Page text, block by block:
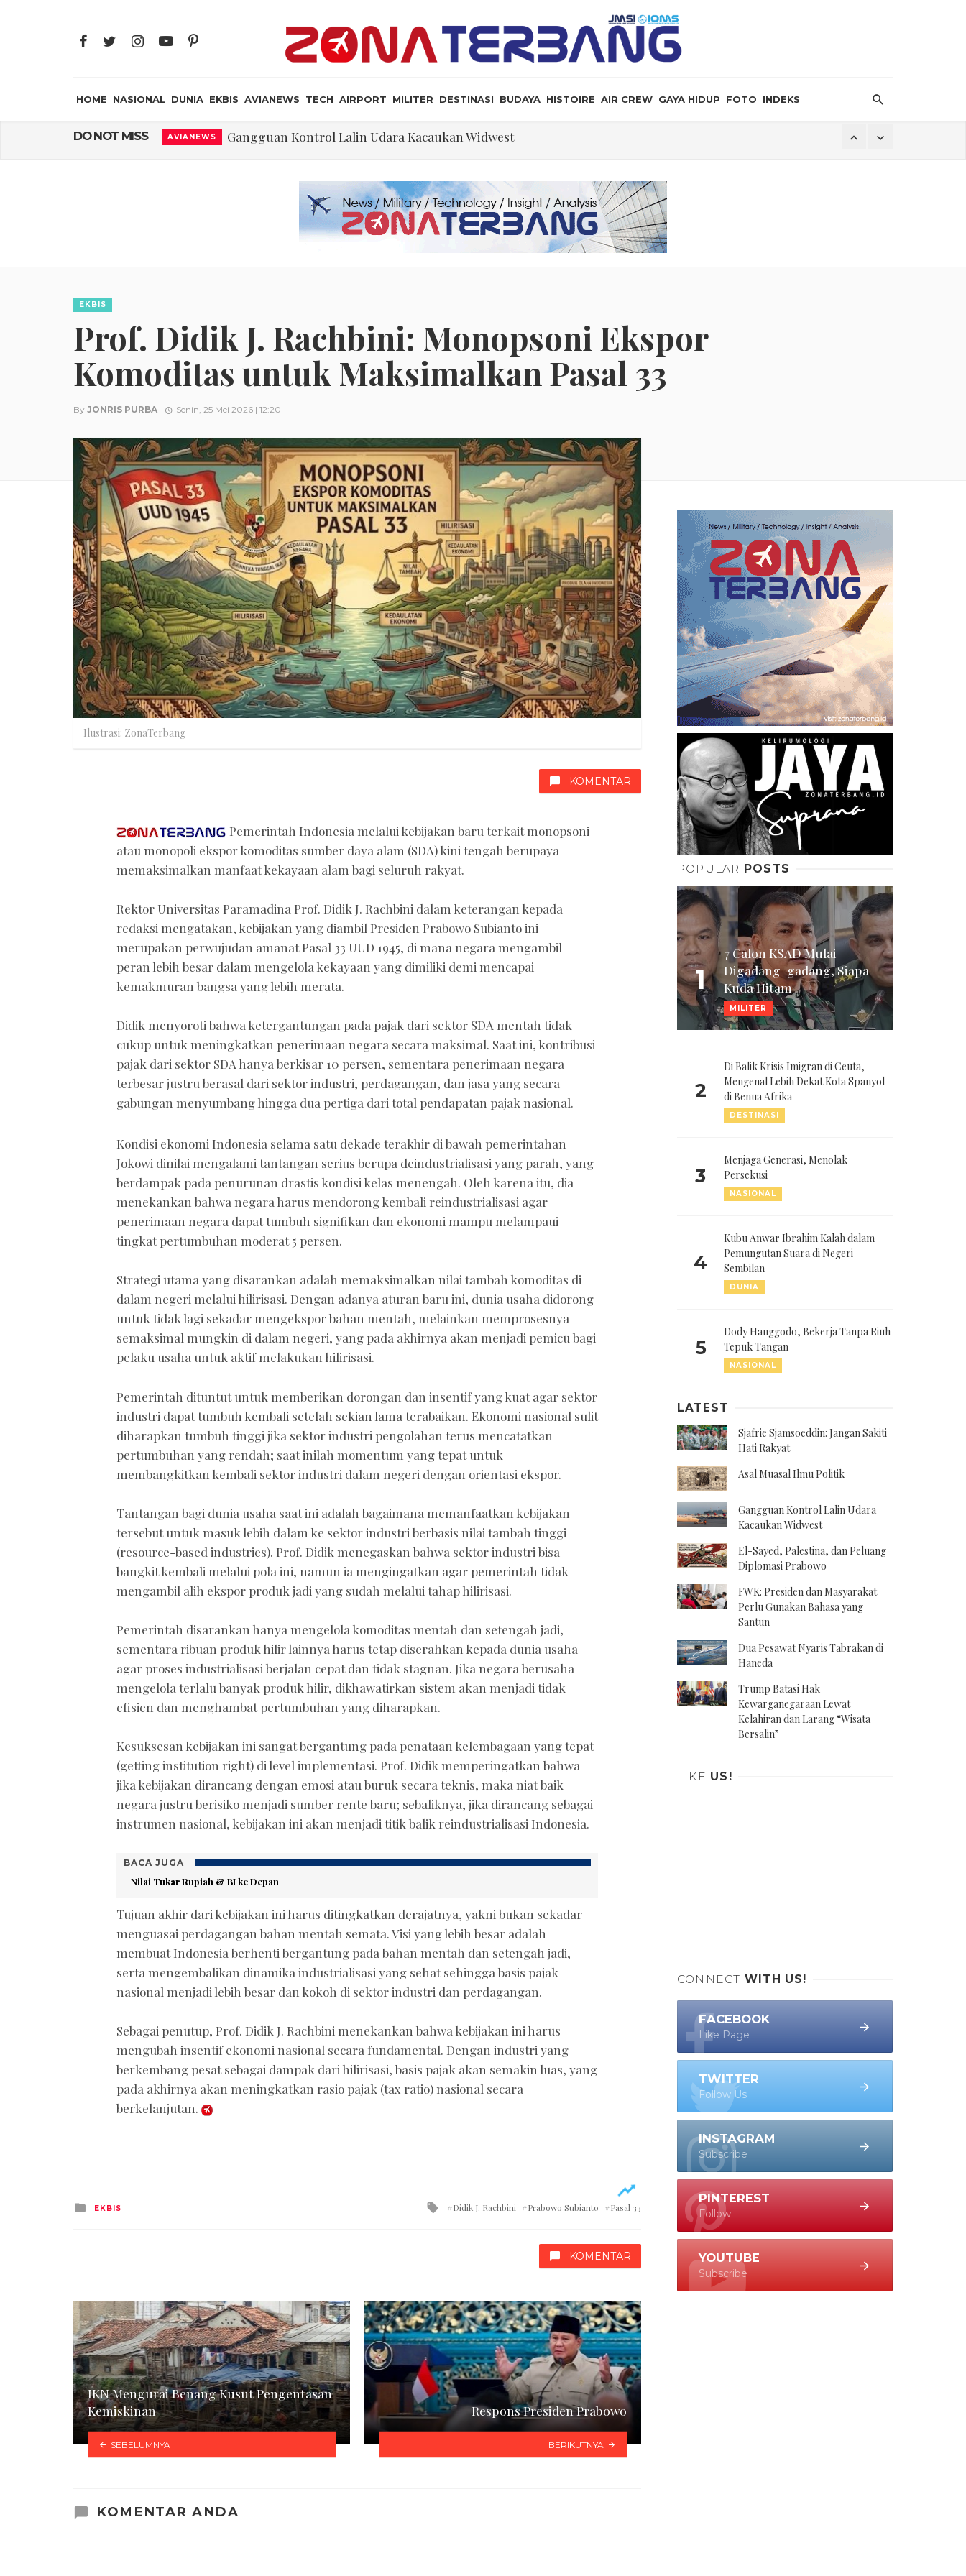
HOME NASIONAL DUNIA EKBIS AVIANEWS TECH AIRPORT MILITER DESTINASI BUDAYA HISTOIRE AIR CREW GAYA HIDUP FOTO INDEKS
DO NOT MISS AVIANEWS Gangguan Kontrol Lalin Udara Kacaukan Widwest
FWK: Presiden dan Masyarakat Perlu Gunakan Bahasa yang Santun
Dua Pesawat Nyaris Tabrakan di Haneda
Trump Batasi Hak Kewarganegaraan Lewat Kelahiran dan Larang “Wisata Bersalin”
EKBIS
Prof. Didik J. Rachbini: Monopsoni Ekspor
Komoditas untuk Maksimalkan Pasal 33
By JONRIS PURBA Senin, 25 Mei 2026 | 12:20
Ilustrasi: ZonaTerbang
KOMENTAR
Pemerintah Indonesia melalui kebijakan baru terkait monopsoni
atau monopoli ekspor komoditas sumber daya alam (SDA) kini tengah berupaya
memaksimalkan manfaat kekayaan alam bagi seluruh rakyat.
Rektor Universitas Paramadina Prof. Didik J. Rachbini dalam keterangan kepada
redaksi mengatakan, kebijakan yang diambil Presiden Prabowo Subianto ini
merupakan perwujudan amanat Pasal 33 UUD 1945, di mana negara mengambil
peran lebih besar dalam mengelola kekayaan yang dimiliki demi mencapai
kemakmuran bangsa yang lebih merata.
Didik menyoroti bahwa ketergantungan pada pajak dari sektor SDA mentah tidak
cukup untuk meningkatkan penerimaan negara secara maksimal. Saat ini, kontribusi
pajak dari sektor SDA hanya berkisar 10 persen, sementara penerimaan negara
terbesar justru berasal dari sektor industri, perdagangan, dan jasa yang secara
gabungan menyumbang hingga dua pertiga dari total pendapatan pajak nasional.
Kondisi ekonomi Indonesia selama satu dekade terakhir di bawah pemerintahan
Jokowi dinilai mengalami tantangan serius berupa deindustrialisasi yang parah, yang
berdampak pada penurunan drastis kondisi kelas menengah. Oleh karena itu, dia
menekankan bahwa negara harus mendorong kembali reindustrialisasi agar
penerimaan negara dapat tumbuh signifikan dan ekonomi mampu melampaui
tingkat pertumbuhan moderat 5 persen.
Strategi utama yang disarankan adalah memaksimalkan nilai tambah komoditas di
dalam negeri melalui hilirisasi. Dengan adanya aturan baru ini, dunia usaha didorong
untuk tidak lagi sekadar mengekspor bahan mentah, melainkan memprosesnya
semaksimal mungkin di dalam negeri, yang pada akhirnya akan menjadi pemicu bagi
pelaku usaha untuk aktif melakukan hilirisasi.
Pemerintah dituntut untuk memberikan dorongan dan insentif yang kuat agar sektor
industri dapat tumbuh kembali setelah sekian lama terabaikan. Ekonomi nasional sulit
diharapkan tumbuh tinggi jika sektor industri pengolahan terus mencatatkan
pertumbuhan yang rendah; saat inilah momentum yang tepat untuk
membangkitkan kembali sektor industri dalam negeri dengan orientasi ekspor.
Tantangan bagi dunia usaha saat ini adalah bagaimana memanfaatkan kebijakan
tersebut untuk masuk lebih dalam ke sektor industri berbasis nilai tambah tinggi
(resource-based industries). Prof. Didik menegaskan bahwa sektor industri bisa
bangkit kembali melalui pola ini, namun ia mengingatkan agar pemerintah tidak
mengambil alih ekspor produk jadi yang sudah melalui tahap hilirisasi.
Pemerintah disarankan hanya mengelola komoditas mentah dan setengah jadi,
sementara ribuan produk hilir lainnya harus tetap diserahkan kepada dunia usaha
agar proses industrialisasi berjalan cepat dan tidak stagnan. Jika negara berusaha
mengelola terlalu banyak produk hilir, dikhawatirkan sistem akan menjadi tidak
efisien dan menghambat pertumbuhan yang diharapkan.
Kesuksesan kebijakan ini sangat bergantung pada penataan kelembagaan yang tepat
(getting institution right) di level implementasi. Prof. Didik memperingatkan bahwa
jika kebijakan dirancang dengan emosi atau buruk secara teknis, maka niat baik
negara justru berisiko menjadi sumber rente baru; sebaliknya, jika dirancang sebagai
instrumen nasional, kebijakan ini akan menjadi titik balik reindustrialisasi Indonesia.
BACA JUGA
Nilai Tukar Rupiah & BI ke Depan
Tujuan akhir dari kebijakan ini harus ditingkatkan derajatnya, yakni bukan sekadar
menguasai perdagangan bahan mentah semata. Visi yang lebih besar adalah
membuat Indonesia berhenti bergantung pada bahan mentah dan setengah jadi,
serta mengembalikan dinamika industrialisasi yang sehat sehingga basis pajak
nasional menjadi lebih besar dan kokoh di sektor industri dan perdagangan.
Sebagai penutup, Prof. Didik J. Rachbini menekankan bahwa kebijakan ini harus
mengubah insentif ekonomi nasional secara fundamental. Dengan industri yang
berkembang pesat sebagai dampak dari hilirisasi, basis pajak akan semakin luas, yang
pada akhirnya akan meningkatkan rasio pajak (tax ratio) nasional secara
berkelanjutan.
Posted
in
EKBIS Tagged
Didik J. Rachbini Prabowo Subianto Pasal 33
KOMENTAR
IKN Mengurai Benang Kusut Pengentasan
Kemiskinan
SEBELUMNYA
Respons Presiden Prabowo
BERIKUTNYA
KOMENTAR ANDA
POPULAR POSTS
1
7 Calon KSAD Mulai
Digadang-gadang, Siapa
Kuda Hitam
MILITER
2
Di Balik Krisis Imigran di Ceuta,
Mengenal Lebih Dekat Kota Spanyol
di Benua Afrika
DESTINASI
3
Menjaga Generasi, Menolak
Persekusi
NASIONAL
4
Kubu Anwar Ibrahim Kalah dalam
Pemungutan Suara di Negeri
Sembilan
DUNIA
5
Dody Hanggodo, Bekerja Tanpa Riuh
Tepuk Tangan
NASIONAL
LATEST
Sjafrie Sjamsoeddin: Jangan Sakiti
Hati Rakyat
Asal Muasal Ilmu Politik
Gangguan Kontrol Lalin Udara
Kacaukan Widwest
El-Sayed, Palestina, dan Peluang
Diplomasi Prabowo
FWK: Presiden dan Masyarakat
Perlu Gunakan Bahasa yang
Santun
Dua Pesawat Nyaris Tabrakan di
Haneda
Trump Batasi Hak
Kewarganegaraan Lewat
Kelahiran dan Larang “Wisata
Bersalin”
LIKE US!
CONNECT WITH US!
FACEBOOK
Like Page
TWITTER
Follow Us
INSTAGRAM
Subscribe
PINTEREST
Follow
YOUTUBE
Subscribe